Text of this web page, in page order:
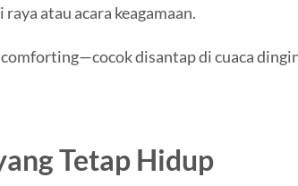
atau acara keagamaan.
disantap di cuaca
Tetap Hidup